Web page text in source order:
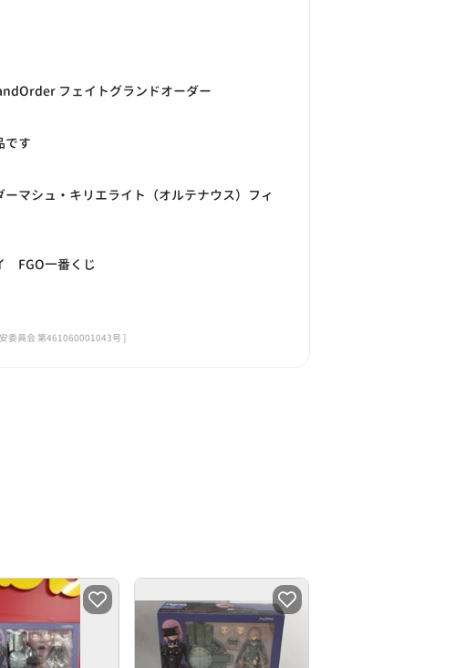
フェイトグランドオーダー
です
ーマシュ・キリエライト（オルテナウス）フィ
FGO一番くじ
委員会 第461060001043号 ]